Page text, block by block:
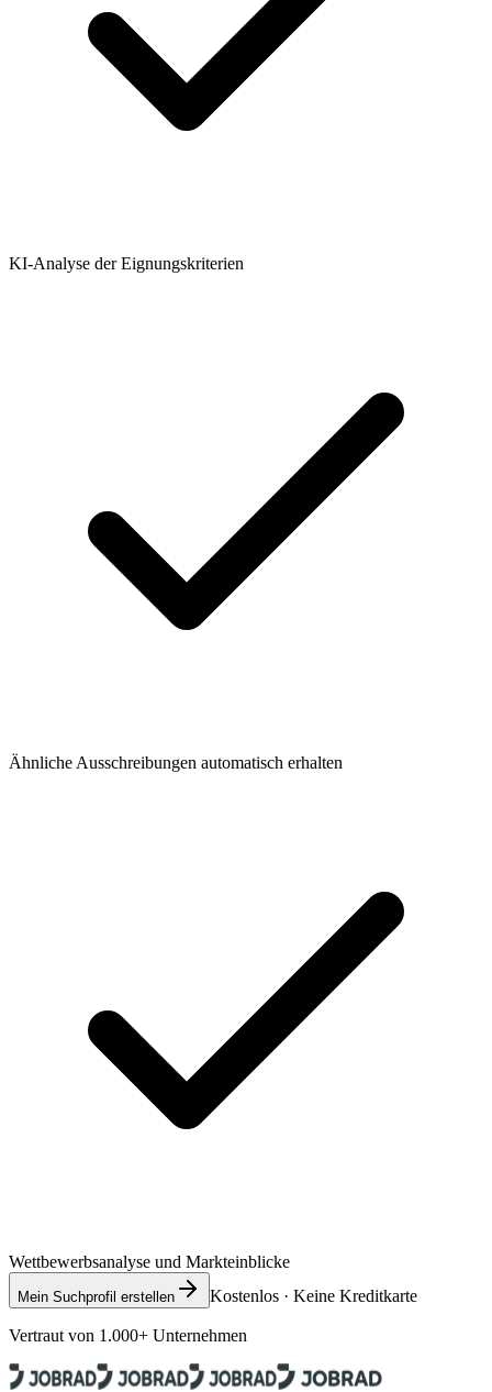
KI-Analyse der Eignungskriterien
Ähnliche Ausschreibungen automatisch erhalten
Wettbewerbsanalyse und Markteinblicke
Mein Suchprofil erstellen Kostenlos · Keine Kreditkarte
Vertraut von 1.000+ Unternehmen